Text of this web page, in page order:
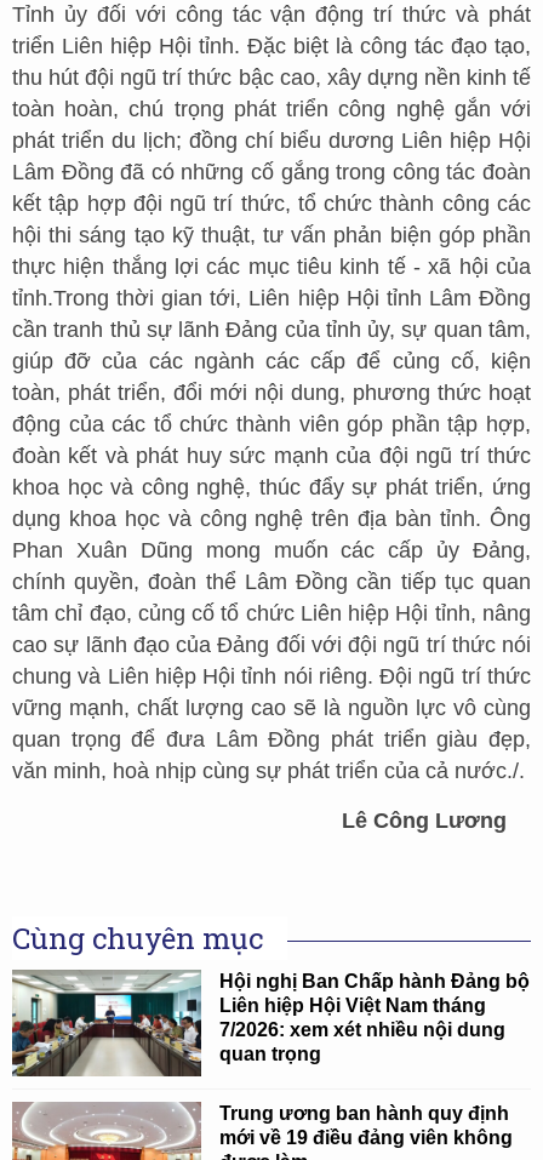
Tỉnh ủy đối với công tác vận động trí thức và phát
triển Liên hiệp Hội tỉnh. Đặc biệt là công tác đạo tạo,
thu hút đội ngũ trí thức bậc cao, xây dựng nền kinh tế
toàn hoàn, chú trọng phát triển công nghệ gắn với
phát triển du lịch; đồng chí biểu dương Liên hiệp Hội
Lâm Đồng đã có những cố gắng trong công tác đoàn
kết tập hợp đội ngũ trí thức, tổ chức thành công các
hội thi sáng tạo kỹ thuật, tư vấn phản biện góp phần
thực hiện thắng lợi các mục tiêu kinh tế - xã hội của
tỉnh.Trong thời gian tới, Liên hiệp Hội tỉnh Lâm Đồng
cần tranh thủ sự lãnh Đảng của tỉnh ủy, sự quan tâm,
giúp đỡ của các ngành các cấp để củng cố, kiện
toàn, phát triển, đổi mới nội dung, phương thức hoạt
động của các tổ chức thành viên góp phần tập hợp,
đoàn kết và phát huy sức mạnh của đội ngũ trí thức
khoa học và công nghệ, thúc đẩy sự phát triển, ứng
dụng khoa học và công nghệ trên địa bàn tỉnh. Ông
Phan Xuân Dũng mong muốn các cấp ủy Đảng,
chính quyền, đoàn thể Lâm Đồng cần tiếp tục quan
tâm chỉ đạo, củng cố tổ chức Liên hiệp Hội tỉnh, nâng
cao sự lãnh đạo của Đảng đối với đội ngũ trí thức nói
chung và Liên hiệp Hội tỉnh nói riêng. Đội ngũ trí thức
vững mạnh, chất lượng cao sẽ là nguồn lực vô cùng
quan trọng để đưa Lâm Đồng phát triển giàu đẹp,
văn minh, hoà nhịp cùng sự phát triển của cả nước./.
Lê Công Lương
Cùng chuyên mục
Hội nghị Ban Chấp hành Đảng bộ
Liên hiệp Hội Việt Nam tháng
7/2026: xem xét nhiều nội dung
quan trọng
Trung ương ban hành quy định
mới về 19 điều đảng viên không